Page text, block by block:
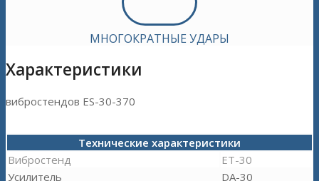
МНОГОКРАТНЫЕ УДАРЫ
Характеристики
вибростендов ES-30-370
Технические характеристики
Вибростенд
ET-30
Усилитель
DA-30